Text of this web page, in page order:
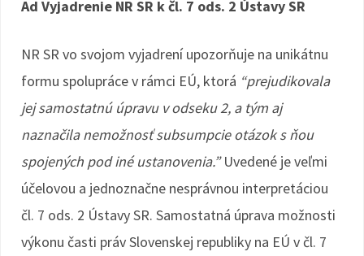
Ad Vyjadrenie NR SR k čl. 7 ods. 2 Ústavy SR
NR SR vo svojom vyjadrení upozorňuje na unikátnu
formu spolupráce v rámci EÚ, ktorá “prejudikovala
jej samostatnú úpravu v odseku 2, a tým aj
naznačila nemožnosť subsumpcie otázok s ňou
spojených pod iné ustanovenia.”Uvedené je veľmi
účelovou a jednoznačne nesprávnou interpretáciou
čl. 7 ods. 2 Ústavy SR. Samostatná úprava možnosti
výkonu časti práv Slovenskej republiky na EÚ v čl. 7